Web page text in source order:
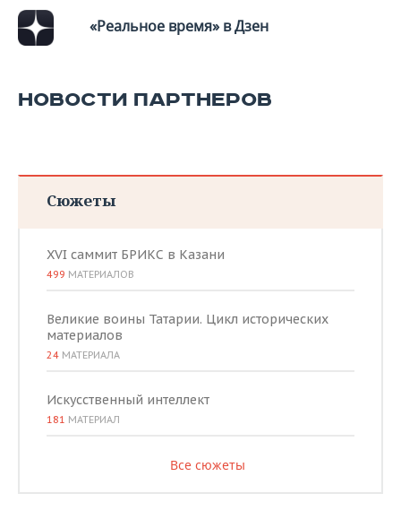
«Реальное время» в Дзен
НОВОСТИ ПАРТНЕРОВ
Сюжеты
XVI саммит БРИКС в Казани
499 МАТЕРИАЛОВ
Великие воины Татарии. Цикл исторических
материалов
24 МАТЕРИАЛА
Искусственный интеллект
181 МАТЕРИАЛ
Все сюжеты